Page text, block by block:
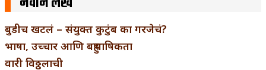
बुडीच खटलं – संयुक्त कुटुंब का गरजेचं?
भाषा, उच्चार आणि बहुभाषिकता
वारी विठ्ठलाची